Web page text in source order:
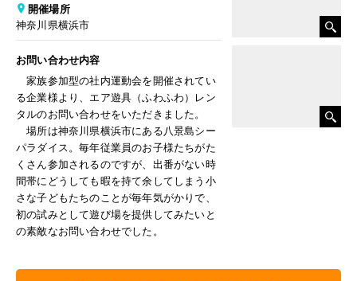
開催場所
神奈川県横浜市
お問い合わせ内容
家族参加型の社内運動会を開催されてい
る企業様より、エア遊具（ふわふわ）レン
タルのお問い合わせをいただきました。
場所は神奈川県横浜市にある八景島シー
パラダイス。毎年従業員のお子様たちがた
くさん参加されるのですが、出番がない時
間帯にどうしても暇を持て余してしまう小
さな子どもたちのことが毎年気がかりで、
初の試みとして遊び場を提供してみたいと
の素敵なお問い合わせでした。